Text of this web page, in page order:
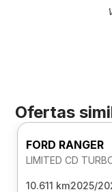
Ofertas
FORD RANGER
10.611 km2025/